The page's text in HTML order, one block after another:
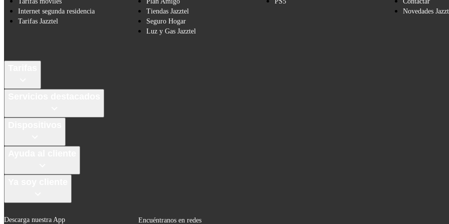
Internet segunda residencia
Tarifas Jazztel
Tiendas Jazztel
Seguro Hogar
Luz y Gas Jazztel
Novedades
Descarga nuestra App Encuéntranos en redes